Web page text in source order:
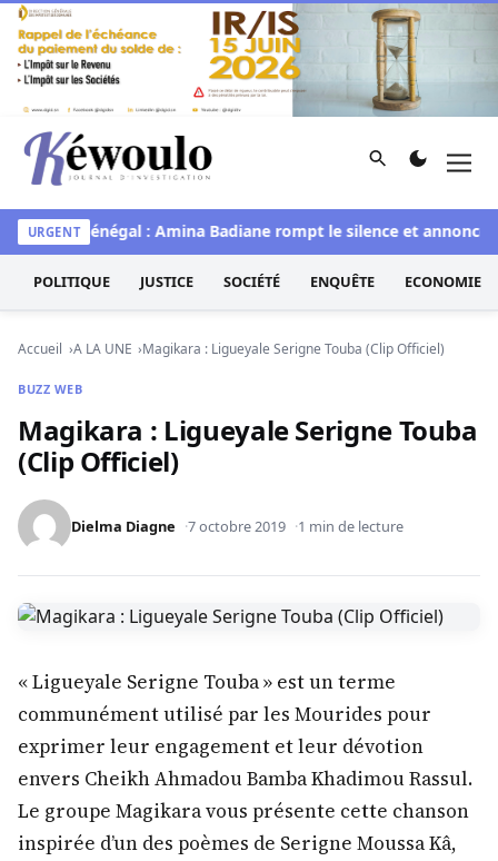
Aller au contenu
Kéwoulo, le premier site d'information et d'investigation
Rechercher
URGENT
Miss Sénégal : Amina Badiane rompt le silence et annonce
POLITIQUE JUSTICE SOCIÉTÉ ENQUÊTE ECONOMIE
Accueil A LA UNE Magikara : Ligueyale Serigne Touba (Clip Officiel)
BUZZ WEB
Magikara : Ligueyale Serigne Touba
(Clip Officiel)
Dielma Diagne 7 octobre 2019 1 min de lecture
« Ligueyale Serigne Touba » est un terme
communément utilisé par les Mourides pour
exprimer leur engagement et leur dévotion
envers Cheikh Ahmadou Bamba Khadimou Rassul.
Le groupe Magikara vous présente cette chanson
inspirée d’un des poèmes de Serigne Moussa Kâ,